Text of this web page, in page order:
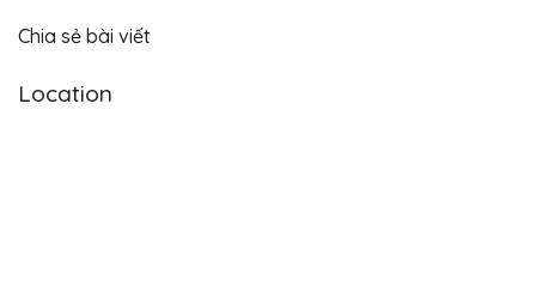
Chia sẻ bài viết
Location